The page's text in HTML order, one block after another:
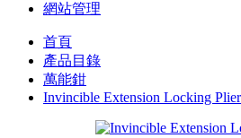
網站管理
首頁
產品目錄
萬能鉗
Invincible Extension Locking Plier